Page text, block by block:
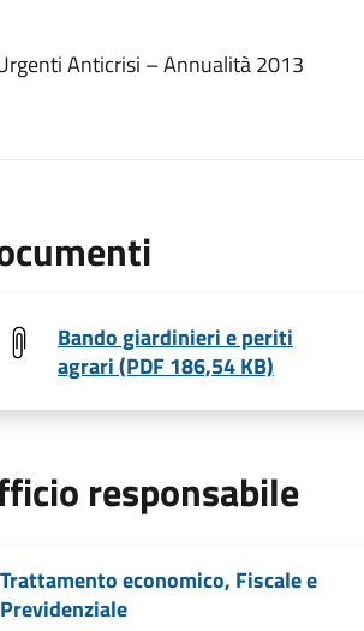
Anticrisi – Annualità 2013
Bando giardinieri e periti
agrari (PDF 186,54 KB)
responsabile
Trattamento economico, Fiscale e
Previdenziale